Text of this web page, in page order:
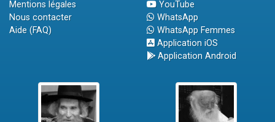
Mentions légales
Nous contacter
Aide (FAQ)
YouTube
WhatsApp
WhatsApp Femmes
Application iOS
Application Android